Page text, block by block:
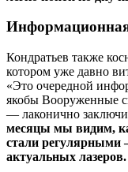
Кондратьев также
котором уже давно
«Это очередной
якобы Вооруженные
— лаконично
месяцы мы видим,
стали
актуальных лазеров.